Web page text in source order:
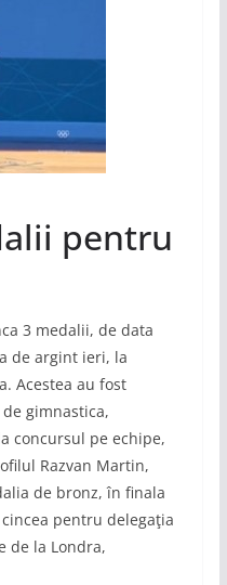
pentru
3 medalii, de data
de argint ieri, la
Acestea au fost
gimnastica,
concursul pe echipe,
Razvan Martin,
de bronz, în finala
pentru delegaţia
de la Londra,